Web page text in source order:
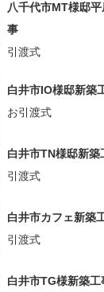
八千代市MT様邸
事
引渡式
白井市IO様邸新築
お引渡式
白井市TN様邸新築
引渡式
白井市カフェ新築
引渡式
白井市TG様新築工